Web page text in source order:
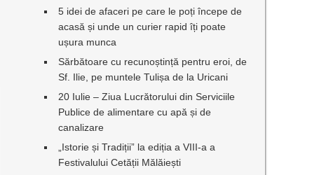
5 idei de afaceri pe care le poți începe de
acasă și unde un curier rapid îți poate
ușura munca
Sărbătoare cu recunoștință pentru eroi, de
Sf. Ilie, pe muntele Tulișa de la Uricani
20 Iulie – Ziua Lucrătorului din Serviciile
Publice de alimentare cu apă și de
canalizare
„Istorie și Tradiții” la ediția a VIII-a a
Festivalului Cetății Mălăiești